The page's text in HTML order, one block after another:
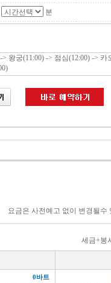
분
왕궁(11:00) -> 점심(12:00) -> 카
요금은 사전예고 없이 변경될수
세금+봉
0바트